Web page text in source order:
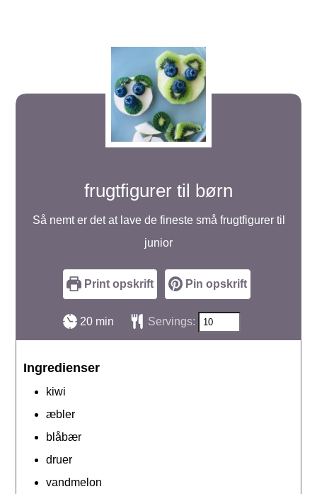
frugtfigurer til børn
Så nemt er det at lave de fineste små frugtfigurer til
junior
Print opskrift Pin opskrift
20minutter
min Servings:
Ingredienser
kiwi
æbler
blåbær
druer
vandmelon